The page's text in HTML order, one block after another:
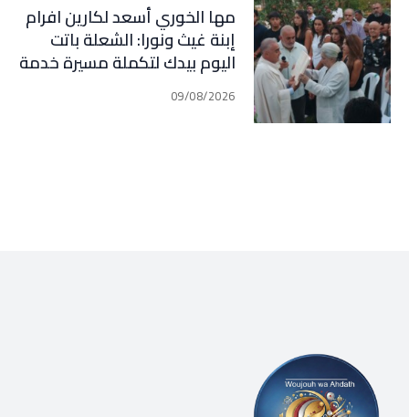
مها الخوري أسعد لكارين افرام
إبنة غيث ونورا: الشعلة باتت
اليوم بيدك لتكملة مسيرة خدمة
الوطن وأهلنا في قرطبا وبلاد
جبيل
09/08/2026